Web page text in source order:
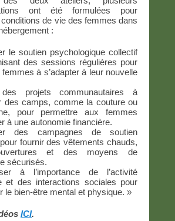
ont été formulées pour
de vie des femmes dans
:
le soutien psychologique collectif
des sessions régulières pour
à s’adapter à leur nouvelle
projets communautaires à
des camps, comme la couture ou
pour permettre aux femmes
à une autonomie financière.
des campagnes de soutien
fournir des vêtements chauds,
et des moyens de
sécurisés.
à l’importance de l’activité
et des interactions sociales pour
le bien-être mental et physique. »
ICI.